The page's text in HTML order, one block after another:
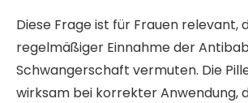
Diese Frage ist für Frauen relevant,
regelmäßiger Einnahme der
Schwangerschaft vermuten. Die
wirksam bei korrekter Anwendung,